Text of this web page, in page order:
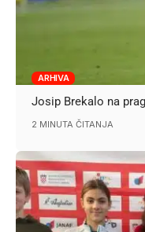
ARHIVA
Josip Brekalo na
2 MINUTA ČITANJA